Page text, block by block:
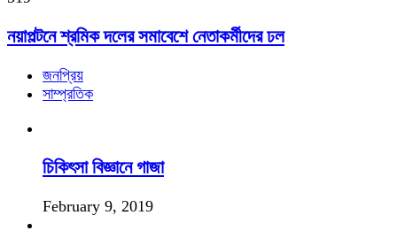
নয়াপল্টনে শ্রমিক দলের সমাবেশে নেতাকর্মীদের ঢল
জনপ্রিয়
সাম্প্রতিক
চিকিৎসা বিজ্ঞানে গাজা
February 9, 2019